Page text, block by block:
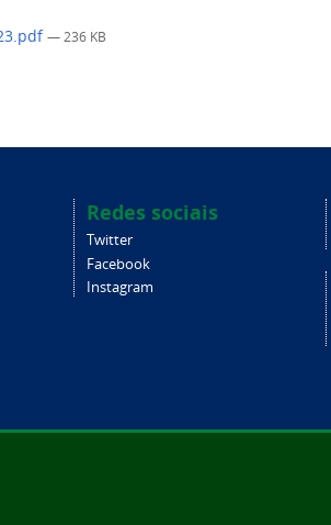
— 236 KB
Redes sociais
Twitter
Facebook
Instagram